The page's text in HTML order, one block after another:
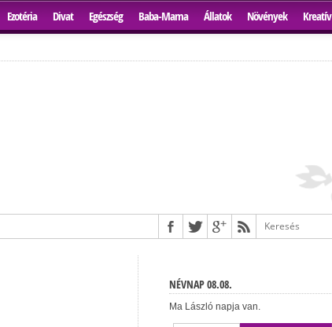
Ezotéria Divat Egészség Baba-Mama Állatok Növények Kreatív
NÉVNAP 08.08.
Ma László napja van.